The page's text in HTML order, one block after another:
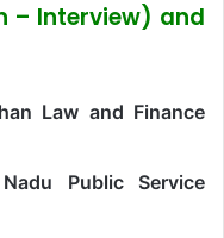
– Interview) and
Law and Finance
Public Service